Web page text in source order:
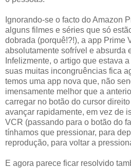
Ignorando-se o facto do Amazon
alguns filmes e séries que só
dobrada (porquê!?!), a app Prime
absolutamente sofrível e absurda
Infelizmente, o artigo que estava
suas muitas incongruências fica
temos uma app nova que, não
imensamente melhor que a
carregar no botão do cursor
avançar rapidamente, em vez de
VCR (passando para o botão do
tínhamos que pressionar, para
reprodução, para voltar a
E agora parece ficar resolvido